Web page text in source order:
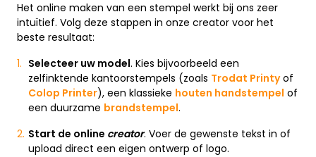
Het online maken van een stempel werkt bij ons zeer
intuïtief. Volg deze stappen in onze creator voor het
beste resultaat:
Selecteer uw model. Kies bijvoorbeeld een
zelfinktende kantoorstempels (zoals Trodat Printyof
Colop Printer), een klassieke houten handstempel of
een duurzame brandstempel.
Start de online creator. Voer de gewenste tekst in of
upload direct een eigen ontwerp of logo.